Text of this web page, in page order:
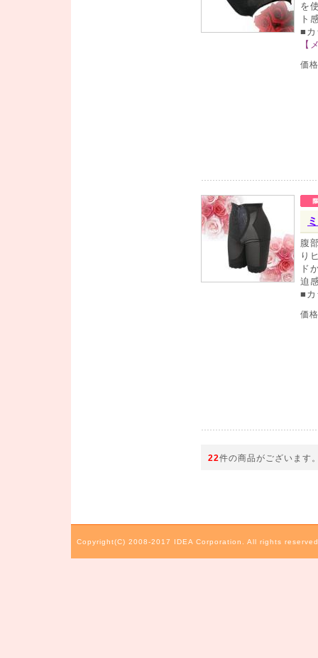
を
ト
■カ
【
価格
腹
り
ド
迫
■カ
価格
22件の商品がございます
Copyright(C) 2008-2017 IDEA Corporation. All rights